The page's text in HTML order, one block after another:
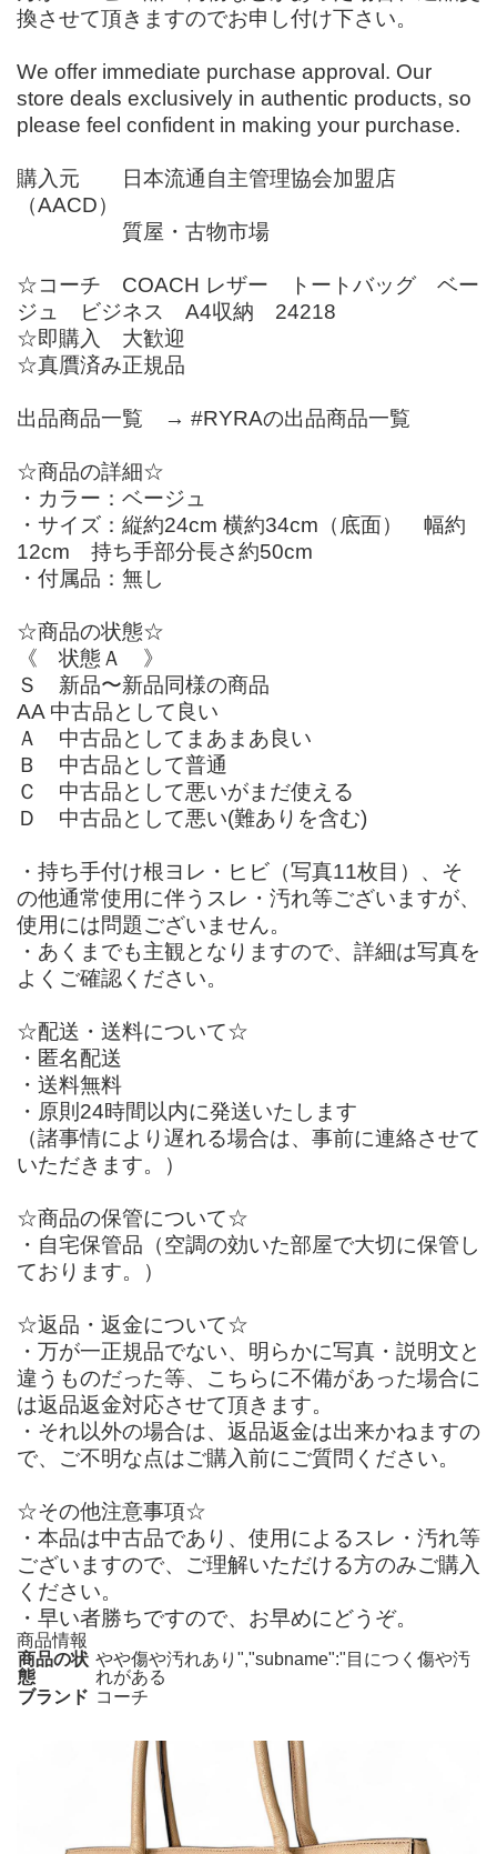
換させて頂きますのでお申し付け下さい。
We offer immediate purchase approval. Our
store deals exclusively in authentic products, so
please feel confident in making your purchase.
購入元 日本流通自主管理協会加盟店
（AACD）
質屋・古物市場
☆コーチ COACH レザー トートバッグ ベー
ジュ ビジネス A4収納 24218
☆即購入 大歓迎
☆真贋済み正規品
出品商品一覧 → #RYRAの出品商品一覧
☆商品の詳細☆
・カラー：ベージュ
・サイズ：縦約24cm 横約34cm（底面） 幅約
12cm 持ち手部分長さ約50cm
・付属品：無し
☆商品の状態☆
《 状態Ａ 》
Ｓ 新品〜新品同様の商品
AA 中古品として良い
Ａ 中古品としてまあまあ良い
Ｂ 中古品として普通
Ｃ 中古品として悪いがまだ使える
Ｄ 中古品として悪い(難ありを含む)
・持ち手付け根ヨレ・ヒビ（写真11枚目）、そ
の他通常使用に伴うスレ・汚れ等ございますが、
使用には問題ございません。
・あくまでも主観となりますので、詳細は写真を
よくご確認ください。
☆配送・送料について☆
・匿名配送
・送料無料
・原則24時間以内に発送いたします
（諸事情により遅れる場合は、事前に連絡させて
いただきます。）
☆商品の保管について☆
・自宅保管品（空調の効いた部屋で大切に保管し
ております。）
☆返品・返金について☆
・万が一正規品でない、明らかに写真・説明文と
違うものだった等、こちらに不備があった場合に
は返品返金対応させて頂きます。
・それ以外の場合は、返品返金は出来かねますの
で、ご不明な点はご購入前にご質問ください。
☆その他注意事項☆
・本品は中古品であり、使用によるスレ・汚れ等
ございますので、ご理解いただける方のみご購入
ください。
・早い者勝ちですので、お早めにどうぞ。
商品情報
商品の状
態
やや傷や汚れあり","subname":"目につく傷や汚
れがある
ブランド コーチ